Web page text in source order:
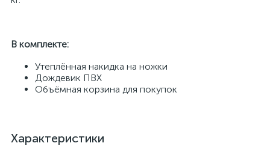
В комплекте:
Утеплённая накидка на ножки
Дождевик ПВХ
Объёмная корзина для покупок
Характеристики